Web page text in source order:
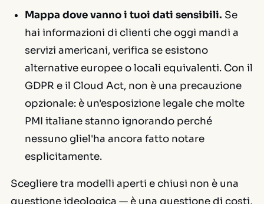
Mappa dove vanno i tuoi dati sensibili. Se
hai informazioni di clienti che oggi mandi a
servizi americani, verifica se esistono
alternative europee o locali equivalenti. Con il
GDPR e il Cloud Act, non è una precauzione
opzionale: è un'esposizione legale che molte
PMI italiane stanno ignorando perché
nessuno gliel'ha ancora fatto notare
esplicitamente.
Scegliere tra modelli aperti e chiusi non è una
questione ideologica — è una questione di costi,